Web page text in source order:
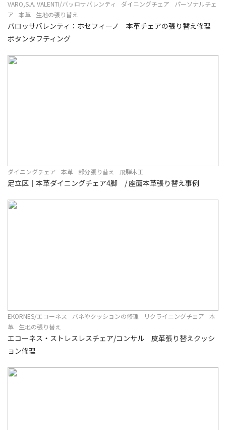
VARO,S.A. VALENTI/バッロサバレンティ ダイニングチェア
パーソナルチェ
ア
本革 生地の張り替え
バロッサバレンティ：ホセフィーノ 本革チェアの張り替え修理
ボタンタフティング
ダイニングチェア 本革 部分張り替え 飛騨木工
足立区｜本革ダイニングチェア4脚 / 座面本革張り替え事例
EKORNES/エコーネス バネやクッションの修理 リクライニングチェア
本
革
生地の張り替え
エコーネス・ストレスレスチェア/コンサル 皮革張り替えクッシ
ョン修理